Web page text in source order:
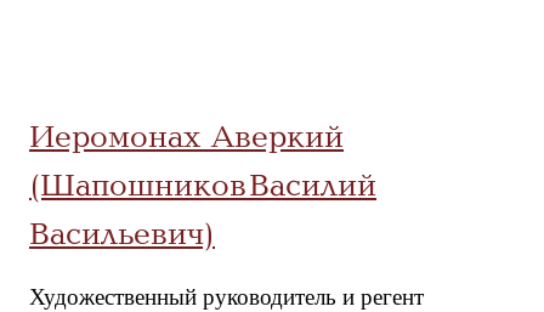
Иеромонах Аверкий
(Шапошников Василий
Васильевич)
Художественный руководитель и регент